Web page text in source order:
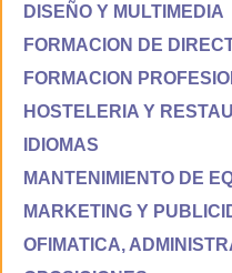
DISEÑO Y MULTIMEDIA
FORMACION DE
FORMACION
HOSTELERIA Y
IDIOMAS
MANTENIMIENTO DE
MARKETING Y
OFIMATICA,